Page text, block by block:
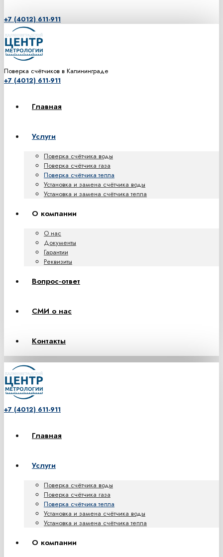
+7 (4012) 611-911
Поверка счётчиков в Калининграде
+7 (4012) 611-911
Главная
Услуги
Поверка счётчика воды
Поверка счётчика газа
Поверка счётчика тепла
Установка и замена счётчика воды
Установка и замена счётчика тепла
О компании
О нас
Документы
Гарантии
Реквизиты
Вопрос-ответ
СМИ о нас
Контакты
+7 (4012) 611-911
Главная
Услуги
Поверка счётчика воды
Поверка счётчика газа
Поверка счётчика тепла
Установка и замена счётчика воды
Установка и замена счётчика тепла
О компании